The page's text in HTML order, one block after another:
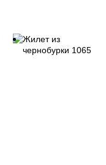
Жилет из
чернобурки 1065